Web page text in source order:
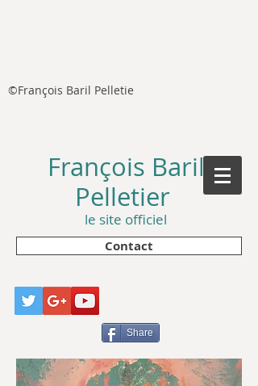
©François Baril Pelletie
François Baril
Pelletier
le site officiel
Contact
Share